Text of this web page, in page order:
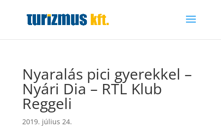
Nyaralás pici gyerekkel –
Nyári Dia – RTL Klub
Reggeli
2019. július 24.